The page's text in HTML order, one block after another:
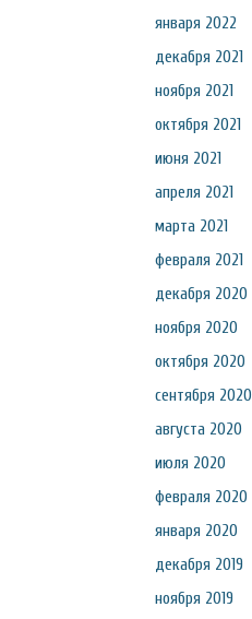
января 2022
декабря 2021
ноября 2021
октября 2021
июня 2021
апреля 2021
марта 2021
февраля 2021
декабря 2020
ноября 2020
октября 2020
сентября 2020
августа 2020
июля 2020
февраля 2020
января 2020
декабря 2019
ноября 2019